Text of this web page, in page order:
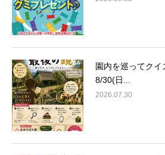
園内を巡ってク
8/30(日...
2026.07.30